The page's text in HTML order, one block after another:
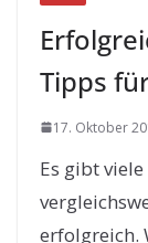
Tipps
17. Oktober
Es gibt
erfolgreich.